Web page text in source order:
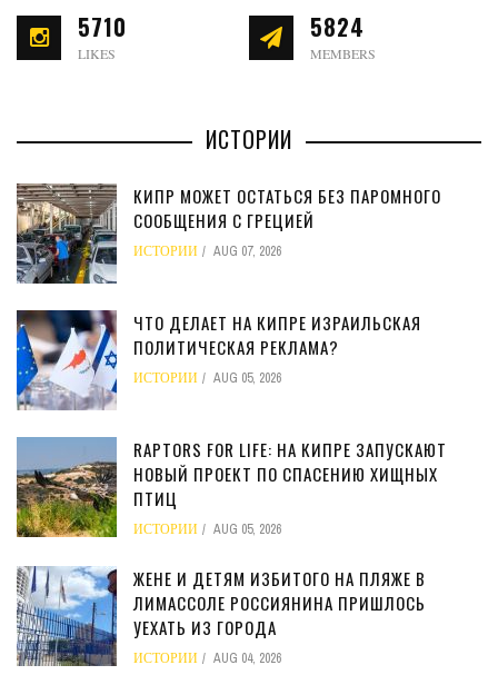
5710
LIKES
5824
MEMBERS
ИСТОРИИ
КИПР МОЖЕТ ОСТАТЬСЯ БЕЗ ПАРОМНОГО
СООБЩЕНИЯ С ГРЕЦИЕЙ
ИСТОРИИ AUG 07, 2026
ЧТО ДЕЛАЕТ НА КИПРЕ ИЗРАИЛЬСКАЯ
ПОЛИТИЧЕСКАЯ РЕКЛАМА?
ИСТОРИИ AUG 05, 2026
RAPTORS FOR LIFE: НА КИПРЕ ЗАПУСКАЮТ
НОВЫЙ ПРОЕКТ ПО СПАСЕНИЮ ХИЩНЫХ
ПТИЦ
ИСТОРИИ AUG 05, 2026
ЖЕНЕ И ДЕТЯМ ИЗБИТОГО НА ПЛЯЖЕ В
ЛИМАССОЛЕ РОССИЯНИНА ПРИШЛОСЬ
УЕХАТЬ ИЗ ГОРОДА
ИСТОРИИ AUG 04, 2026